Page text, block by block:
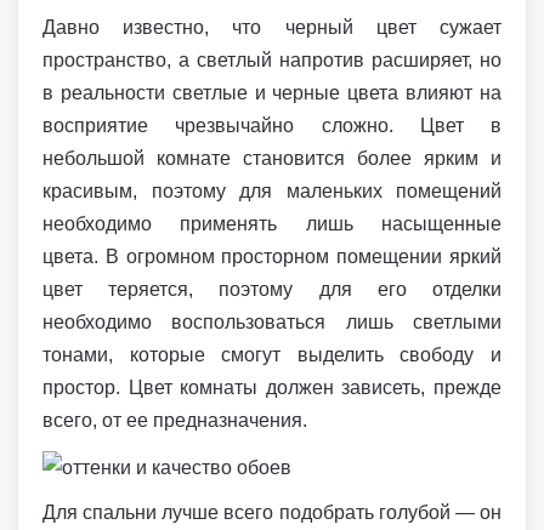
Давно известно, что черный цвет сужает
пространство, а светлый напротив расширяет, но
в реальности светлые и черные цвета влияют на
восприятие чрезвычайно сложно. Цвет в
небольшой комнате становится более ярким и
красивым, поэтому для маленьких помещений
необходимо применять лишь насыщенные
цвета. В огромном просторном помещении яркий
цвет теряется, поэтому для его отделки
необходимо воспользоваться лишь светлыми
тонами, которые смогут выделить свободу и
простор. Цвет комнаты должен зависеть, прежде
всего, от ее предназначения.
Для спальни лучше всего подобрать голубой — он